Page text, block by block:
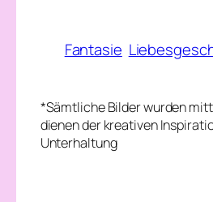
Fantasie
*Sämtliche Bilder wurden
dienen der kreativen
Unterhaltung